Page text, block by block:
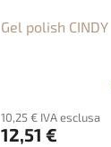
Gel polish CINDY
10,25 € IVA esclusa
12,51 €